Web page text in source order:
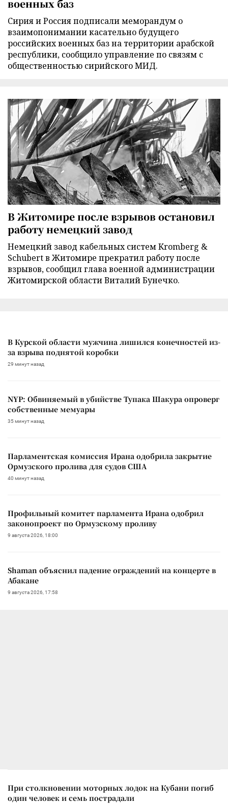
военных баз
Сирия и Россия подписали меморандум о
взаимопонимании касательно будущего
российских военных баз на территории арабской
республики, сообщило управление по связям с
общественностью сирийского МИД.
В Житомире после взрывов остановил
работу немецкий завод
Немецкий завод кабельных систем Kromberg &
Schubert в Житомире прекратил работу после
взрывов, сообщил глава военной администрации
Житомирской области Виталий Бунечко.
В Курской области мужчина лишился конечностей из-
за взрыва поднятой коробки
29 минут назад
NYP: Обвиняемый в убийстве Тупака Шакура опроверг
собственные мемуары
35 минут назад
Парламентская комиссия Ирана одобрила закрытие
Ормузского пролива для судов США
40 минут назад
Профильный комитет парламента Ирана одобрил
законопроект по Ормузскому проливу
9 августа 2026, 18:00
Shaman объяснил падение ограждений на концерте в
Абакане
9 августа 2026, 17:58
При столкновении моторных лодок на Кубани погиб
один человек и семь пострадали